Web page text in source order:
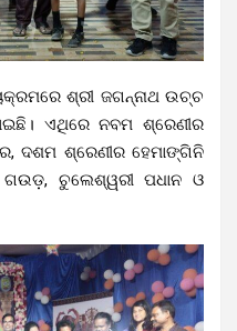
ଶ୍ରୀ ଜଗନ୍ନାଥ ଉଚ୍ଚ
ଏଥିରେ ନବମ ଶ୍ରେଣୀର
ଦଶମ ଶ୍ରେଣୀର ହେମାଙ୍ଗିନି
ଗଉଡ଼, ଚୁଲେଶ୍ୱରୀ ପଧାନ ଓ